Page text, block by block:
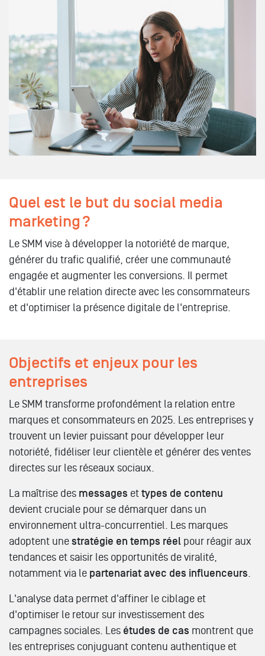
Quel est le but du social media
marketing ?
Le SMM vise à développer la notoriété de marque,
générer du trafic qualifié, créer une communauté
engagée et augmenter les conversions. Il permet
d'établir une relation directe avec les consommateurs
et d'optimiser la présence digitale de l'entreprise.
Objectifs et enjeux pour les
entreprises
Le SMM transforme profondément la relation entre
marques et consommateurs en 2025. Les entreprises y
trouvent un levier puissant pour développer leur
notoriété, fidéliser leur clientèle et générer des ventes
directes sur les réseaux sociaux.
La maîtrise des messages et types de contenu
devient cruciale pour se démarquer dans un
environnement ultra-concurrentiel. Les marques
adoptent une stratégie en temps réel pour réagir aux
tendances et saisir les opportunités de viralité,
notamment via le partenariat avec des influenceurs.
L'analyse data permet d'affiner le ciblage et
d'optimiser le retour sur investissement des
campagnes sociales. Les études de cas montrent que
les entreprises conjuguant contenu authentique et